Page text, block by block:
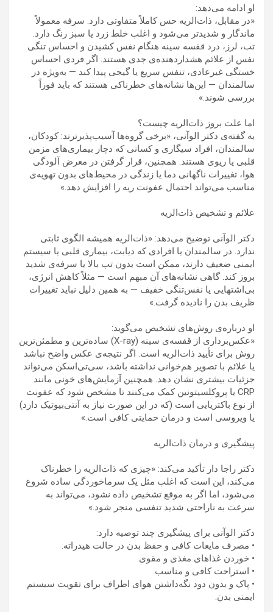
او ادامه می‌دهد:
«در مقابل، ذات‌الریه حس کاملاً متفاوتی دارد. سرفه معمولاً
ماندگار و شدیدتر می‌شود و اغلب خلط زرد یا سبز رنگ دارد.
تب، لرز، درد قفسه سینه هنگام نفس کشیدن و احساس تنگی
نفس از علائم هشداردهنده‌ی جدی هستند. اگر فردی احساس
خستگی غیرعادی، تنفس سریع یا گیجی پیدا کند — به‌ویژه در
سالمندان — این‌ها نشانه‌های خطرناکی هستند که باید فوراً
بررسی شوند.»
اما علت بروز ذات‌الریه چیست؟
به گفته‌ی دکتر الوآنی، «برخی گروه‌ها آسیب‌پذیرترند: کودکان،
سالمندان، افراد سیگاری و کسانی که دچار بیماری‌های مزمن
قلبی یا ریوی هستند. همچنین، قرار گرفتن در معرض آلودگی
هوا، تغییرات ناگهانی دما یا زندگی در محیط‌های بدون تهویه‌ی
مناسب می‌تواند احتمال عفونت ریه را افزایش دهد.»
علائم و تشخیص ذات‌الریه
دکتر الوآنی توضیح می‌دهد: «ذات‌الریه همیشه الگوی ثابتی
ندارد. در سالمندان یا افرادی که دیابت، بیماری قلبی یا سیستم
ایمنی ضعیف دارند، ممکن است بدون تب بالا یا سرفه‌ی شدید
بروز کند. گاهی نشانه‌های آن مبهم است — مثلاً کاهش انرژی،
بی‌اشتهایی یا نفس‌تنگی خفیف — به همین دلیل نباید تغییرات
ظریف بدن را نادیده گرفت.»
او درباره‌ی روش‌های تشخیص می‌گوید:
«عکس‌برداری از قفسه‌ی سینه (X-ray) ساده‌ترین و مطمئن‌ترین
روش برای تأیید ذات‌الریه است. اگر نتیجه‌ی عکس واضح نباشد
یا علائم با تصویر هم‌خوانی نداشته باشد، سی‌تی‌اسکن می‌تواند
جزئیات بیشتری نشان دهد. همچنین آزمایش‌های خونی مانند
CRP یا پروکلسیتونین کمک می‌کنند تا مشخص شود که عفونت
از نوع باکتریایی است (که در این صورت نیاز به آنتی‌بیوتیک دارد)
یا ویروسی است و درمان حمایتی کافی است.»
پیشگیری و درمان ذات‌الریه
دکتر راجا دار تأکید می‌کند: «چیزی که ذات‌الریه را خطرناک
می‌کند، این است که اغلب مثل یک سرماخوردگی ساده شروع
می‌شود، اما اگر به موقع تشخیص داده نشود، می‌تواند به
سرعت به ناراحتی شدید تنفسی منجر شود.»
دکتر الوآنی برای پیشگیری چند توصیه دارد:
• مصرف مایعات کافی و حفظ بدن در حالت هیدراته.
• خوردن غذاهای مغذی و مقوی.
• استراحت کافی و مناسب.
• پاک و بدون دود نگه‌داشتن هوای اطراف برای تقویت سیستم
ایمنی بدن.